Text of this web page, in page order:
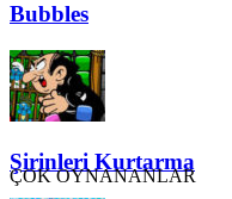
Bubbles
Şirinleri Kurtarma
ÇOK OYNANANLAR